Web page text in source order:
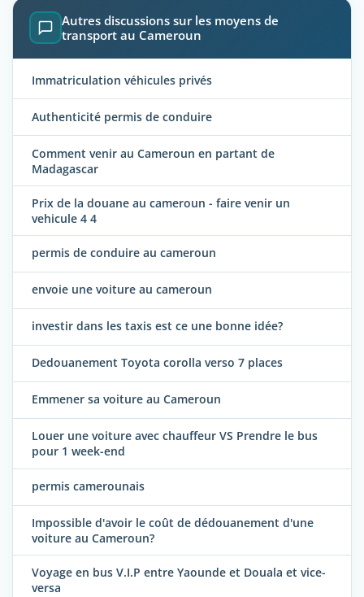
Autres discussions sur les moyens de
transport au Cameroun
Immatriculation véhicules privés
Authenticité permis de conduire
Comment venir au Cameroun en partant de
Madagascar
Prix de la douane au cameroun - faire venir un
vehicule 4 4
permis de conduire au cameroun
envoie une voiture au cameroun
investir dans les taxis est ce une bonne idée?
Dedouanement Toyota corolla verso 7 places
Emmener sa voiture au Cameroun
Louer une voiture avec chauffeur VS Prendre le bus
pour 1 week-end
permis camerounais
Impossible d'avoir le coût de dédouanement d'une
voiture au Cameroun?
Voyage en bus V.I.P entre Yaounde et Douala et vice-
versa